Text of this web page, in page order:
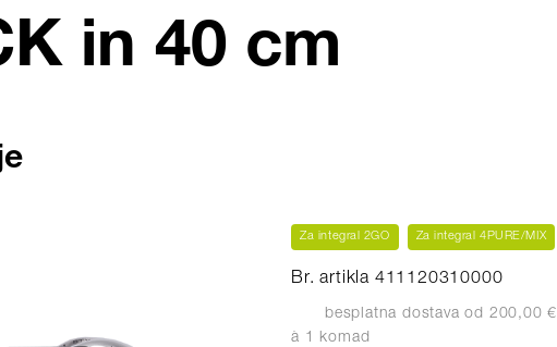
in 40 cm
Za integral 2GO Za integral 4PURE/MIX
Br. artikla 411120310000
besplatna dostava od 200,00 €
à 1 komad